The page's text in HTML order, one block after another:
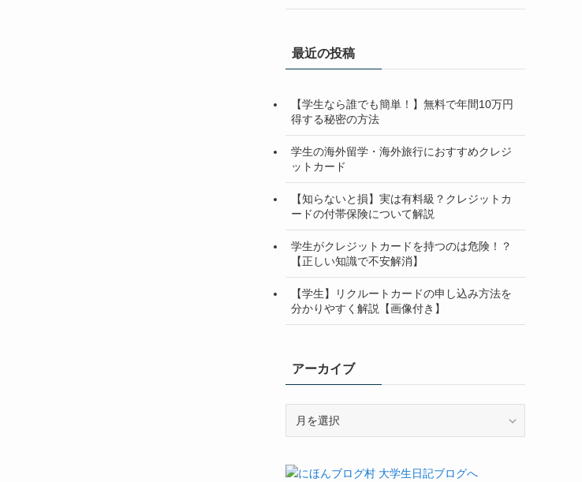
最近の投稿
【学生なら誰でも簡単！】無料で年間10万円
得する秘密の方法
学生の海外留学・海外旅行におすすめクレジ
ットカード
【知らないと損】実は有料級？クレジットカ
ードの付帯保険について解説
学生がクレジットカードを持つのは危険！？
【正しい知識で不安解消】
【学生】リクルートカードの申し込み方法を
分かりやすく解説【画像付き】
アーカイブ
イ